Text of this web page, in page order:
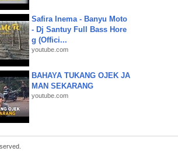
Safira Inema - Banyu Moto
- Dj Santuy Full Bass Hore
g (Offici...
youtube.com
BAHAYA TUKANG OJEK JA
MAN SEKARANG
youtube.com